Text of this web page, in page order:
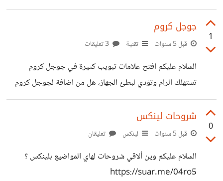
1
جوجل كروم
قبل 5 سنوات تقنية
السلام عليكم افتح علامات تبويب كثيرة في جوجل كروم
تستهلك الرام وتؤدي لبطئ الجهاز، هل من اضافة لجوجل كروم
تعمل على اطفاء علامة التبويب الغير مستخدمة؟ أم هل من حل
آخر لهذه المشكلة ؟ وشكرا
0
شروحات لينكس
قبل 5 سنوات لينكس تعليقان
السلام عليكم وين ألاقي شروحات لهاي المواضيع بلينكس ؟
https://suar.me/04ro5